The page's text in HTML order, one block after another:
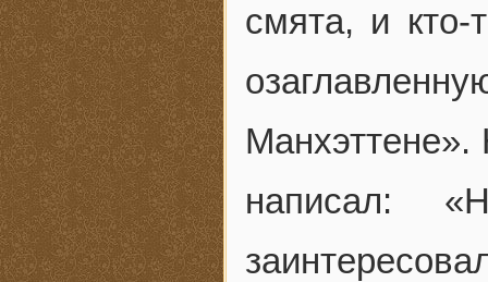
смята, и кто-
написал: